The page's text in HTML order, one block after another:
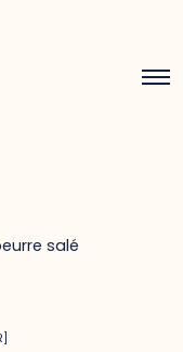
salé